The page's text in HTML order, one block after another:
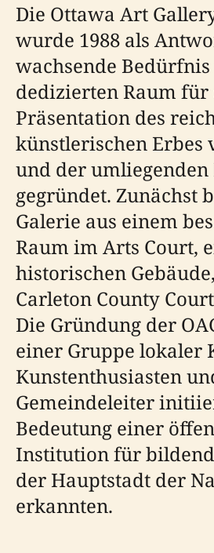
Die Ottawa Art
wurde 1988 als
wachsende
dedizierten Raum für
Präsentation des
künstlerischen Erbes
und der umliegenden
gegründet. Zunächst
Galerie aus einem
Raum im Arts Court,
historischen
Carleton County
Die Gründung der
einer Gruppe lokaler
Kunstenthusiasten
Gemeindeleiter
Bedeutung einer
Institution für
der Hauptstadt der
erkannten.